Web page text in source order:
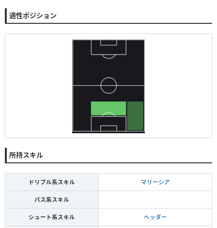
適性ポジション
所持スキル
ドリブル系スキル マリーシア
パス系スキル
シュート系スキル ヘッダー